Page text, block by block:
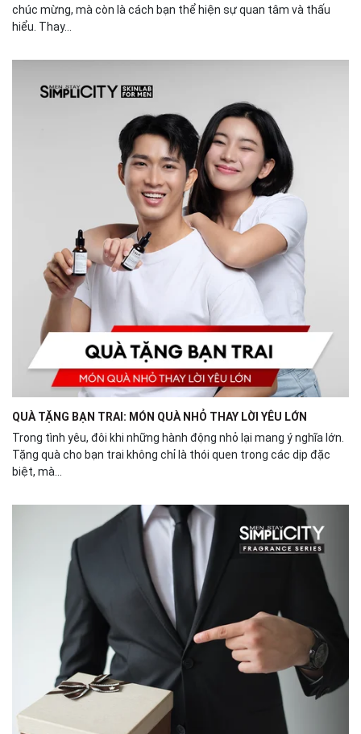
chúc mừng, mà còn là cách bạn thể hiện sự quan tâm và thấu
hiểu. Thay...
QUÀ TẶNG BẠN TRAI: MÓN QUÀ NHỎ THAY LỜI YÊU LỚN
Trong tình yêu, đôi khi những hành động nhỏ lại mang ý nghĩa lớn.
Tặng quà cho bạn trai không chỉ là thói quen trong các dịp đặc
biệt, mà...